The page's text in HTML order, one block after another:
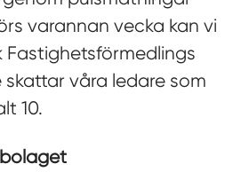
varannan vecka kan vi
Fastighetsförmedlings
våra ledare som
10.